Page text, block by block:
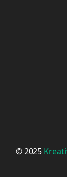
© 2025